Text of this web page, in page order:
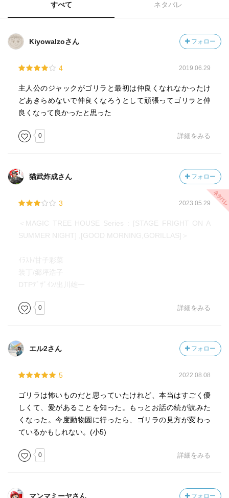
すべて ネタバレ
Kiyowalzoさん フォロー
4 2019.06.29
主人公のジャックがゴリラと最初は仲良くなれなかったけ
どあきらめないで仲良くなろうとして頑張ってゴリラと仲
良くなって良かったと思った
0 詳細をみる
猫武炸成さん フォロー
3 2023.05.29
＜MAGIC TREE HOUSE Series : [STAGE FRIGHT ON A
SUMMER NIGHT] ,[GOOD MORNING,GORILLAS]＞
ｲﾗｽﾄ/甘子彩菜
装丁/郷坪浩子
DTPﾃﾞｻﾞｲﾝ/出川雄一
0 詳細をみる
エル2さん フォロー
5 2022.08.08
ゴリラは怖いものだと思っていたけれど、本当はすごく優
しくて、愛があることを知った。もっとお話の続が読みた
くなった。今度動物園に行ったら、ゴリラの見方が変わっ
ているかもしれない。(小5)
0 詳細をみる
マンマミーヤさん フォロー